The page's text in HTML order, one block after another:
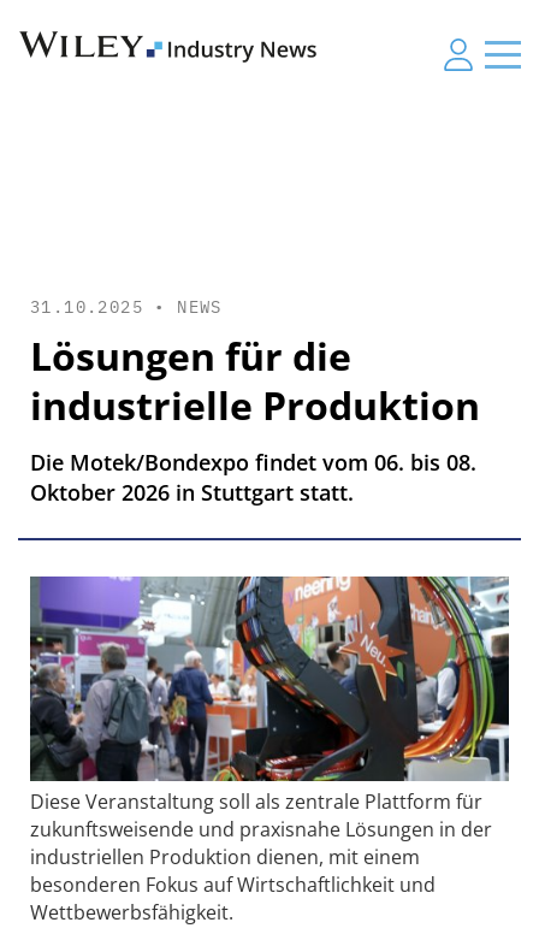
31.10.2025 • NEWS
Lösungen für die
industrielle Produktion
Die Motek/Bondexpo findet vom 06. bis 08.
Oktober 2026 in Stuttgart statt.
Diese Veranstaltung soll als zentrale Plattform für
zukunftsweisende und praxisnahe Lösungen in der
industriellen Produktion dienen, mit einem
besonderen Fokus auf Wirtschaftlichkeit und
Wettbewerbsfähigkeit.